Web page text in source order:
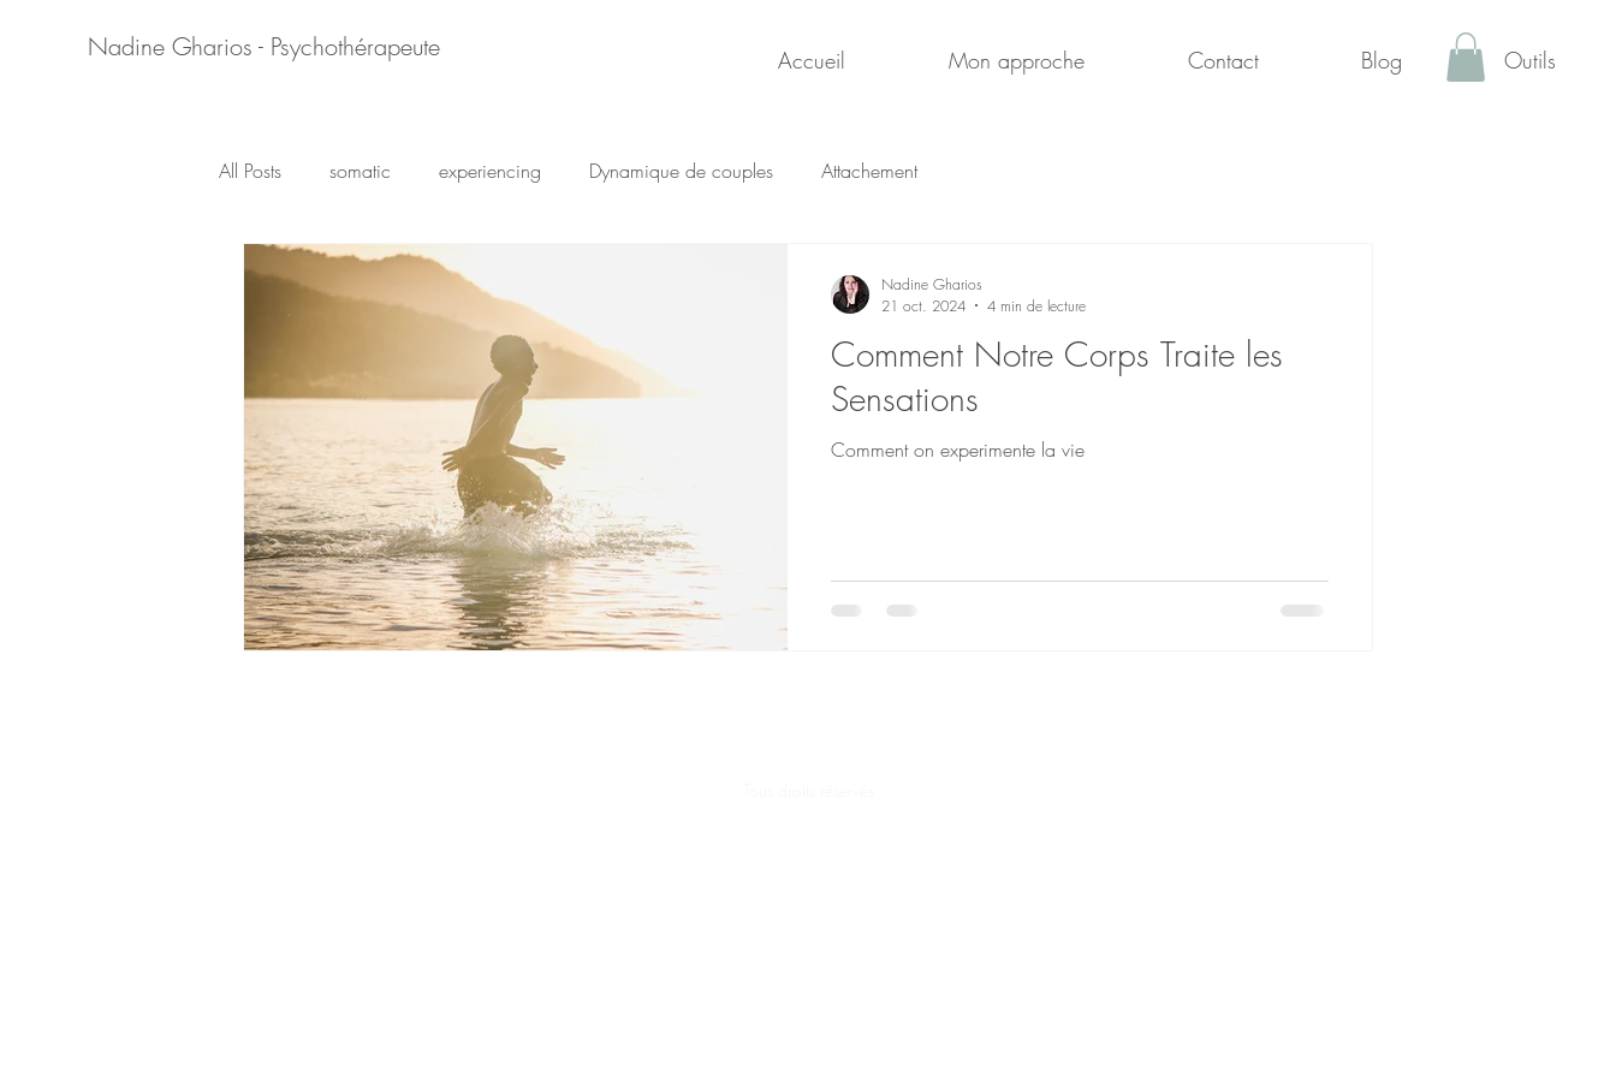
Nadine Gharios - Psychothérapeute Accueil Mon approche Contact Blog Outils
All Posts somatic experiencing Dynamique de couples Attachement
Comment Notre Corps Traite les
Sensations
Comment on experimente la vie
Nadine Gharios
21 oct. 2024
4 min de lecture